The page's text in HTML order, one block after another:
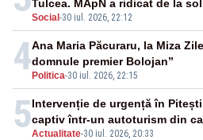
Social-30 iul. 2026, 22:12
Tulcea. MApN a ridicat de la
4Politica-30 iul. 2026, 22:15
Ana Maria Păcuraru, la Miza
domnule premier Bolojan”
5Actualitate-30 iul. 2026, 20:33
Intervenție de urgență în
captiv într-un autoturism din